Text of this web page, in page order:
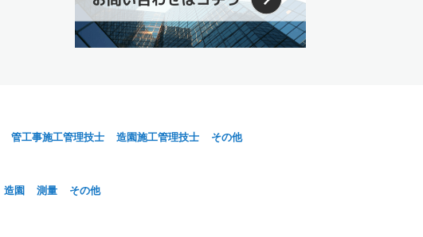
管工事施工管理技士 造園施工管理技士 その他
造園 測量 その他